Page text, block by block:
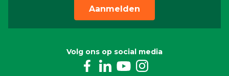
Aanmelden
Volg ons op social media